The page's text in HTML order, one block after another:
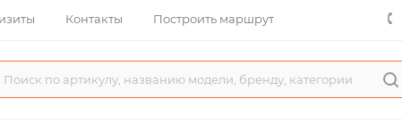
Контакты Построить маршрут